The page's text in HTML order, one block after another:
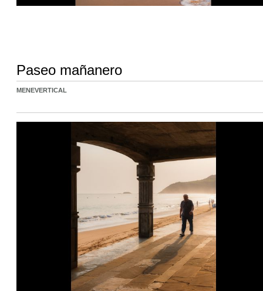
Paseo mañanero
MENEVERTICAL